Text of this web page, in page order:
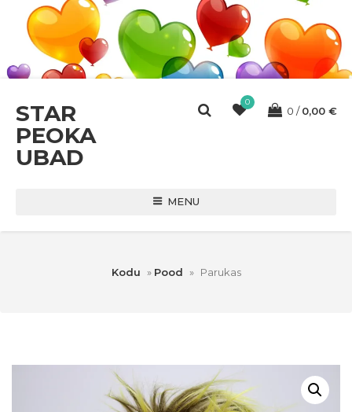
STAR
PEOKA
UBAD
0
0 0,00 €
MENU
Kodu » Pood » Parukas